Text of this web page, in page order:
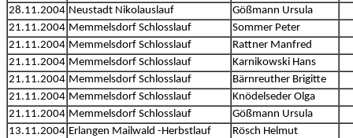
28.11.2004 Neustadt Nikolauslauf
Gößmann Ursula
21.11.2004 Memmelsdorf Schlosslauf
Sommer Peter
21.11.2004 Memmelsdorf Schlosslauf
Rattner Manfred
21.11.2004 Memmelsdorf Schlosslauf
Karnikowski Hans
21.11.2004 Memmelsdorf Schlosslauf
Bärnreuther Brigitte
21.11.2004 Memmelsdorf Schlosslauf
Knödelseder Olga
21.11.2004 Memmelsdorf Schlosslauf
Gößmann Ursula
13.11.2004 Erlangen Mailwald -Herbstlauf
Rösch Helmut